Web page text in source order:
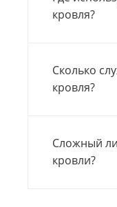
кровля?
Сколько
кровля?
Сложный
кровли?